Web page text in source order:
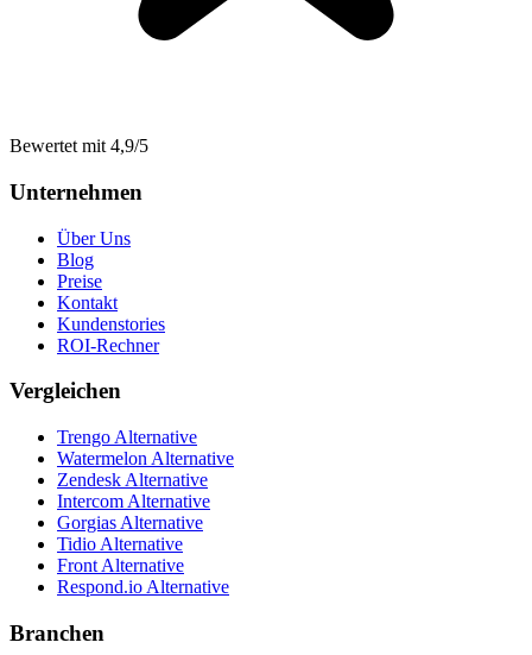
Bewertet mit 4,9/5
Unternehmen
Über Uns
Blog
Preise
Kontakt
Kundenstories
ROI-Rechner
Vergleichen
Trengo Alternative
Watermelon Alternative
Zendesk Alternative
Intercom Alternative
Gorgias Alternative
Tidio Alternative
Front Alternative
Respond.io Alternative
Branchen